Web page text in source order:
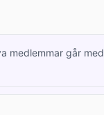
medlemmar går med